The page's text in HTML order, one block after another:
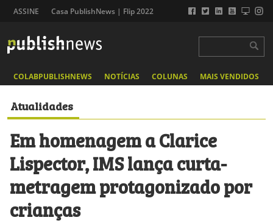
ASSINE Casa PublishNews | Flip 2022
COLABPUBLISHNEWS NOTÍCIAS COLUNAS MAIS VENDIDOS
Atualidades
Em homenagem a Clarice
Lispector, IMS lança curta-
metragem protagonizado por
crianças